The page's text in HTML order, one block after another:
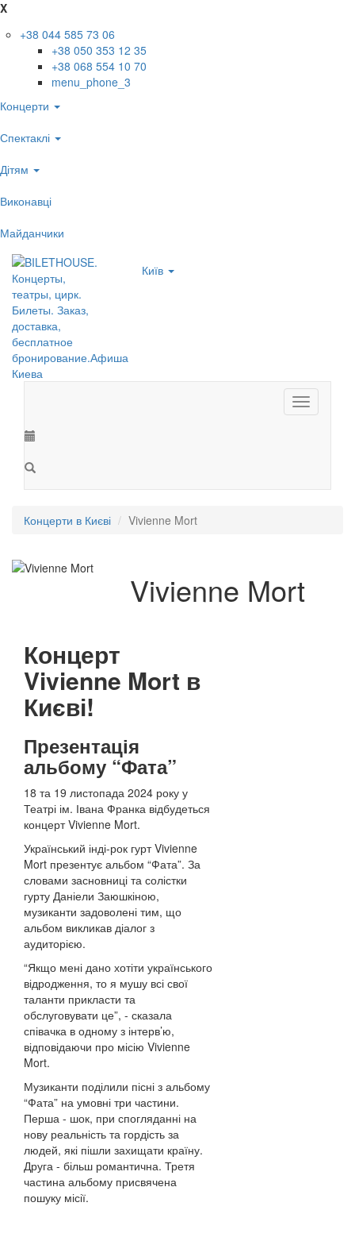
X
+38 044 585 73 06
+38 050 353 12 35
+38 068 554 10 70
menu_phone_3
Концерти
Спектаклі
Дітям
Виконавці
Майданчики
Київ
Toggle
navigation
Концерти в Києві Vivienne Mort
Vivienne Mort
Концерт
Vivienne Mort в
Києві!
Презентація
альбому “Фата”
18 та 19 листопада 2024 року у
Театрі ім. Івана Франка відбудеться
концерт Vivienne Mort.
Український інді-рок гурт Vivienne
Mort презентує альбом “Фата”. За
словами засновниці та солістки
гурту Даніели Заюшкіною,
музиканти задоволені тим, що
альбом викликав діалог з
аудиторією.
“Якщо мені дано хотіти українського
відродження, то я мушу всі свої
таланти прикласти та
обслуговувати це”, - сказала
співачка в одному з інтерв’ю,
відповідаючи про місію Vivienne
Mort.
Музиканти поділили пісні з альбому
“Фата” на умовні три частини.
Перша - шок, при спогляданні на
нову реальність та гордість за
людей, які пішли захищати країну.
Друга - більш романтична. Третя
частина альбому присвячена
пошуку місії.